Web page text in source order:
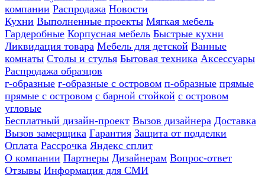
компании Распродажа Новости
Кухни Выполненные проекты Мягкая мебель
Гардеробные Корпусная мебель Быстрые кухни
Ликвидация товара Мебель для детской Ванные
комнаты Столы и стулья Бытовая техника Аксессуары
Распродажа образцов
г-образные г-образные с островом п-образные прямые
прямые с островом с барной стойкой с островом
угловые
Бесплатный дизайн-проект Вызов дизайнера Доставка
Вызов замерщика Гарантия Защита от подделки
Оплата Рассрочка Яндекс сплит
О компании Партнеры Дизайнерам Вопрос-ответ
Отзывы Информация для СМИ